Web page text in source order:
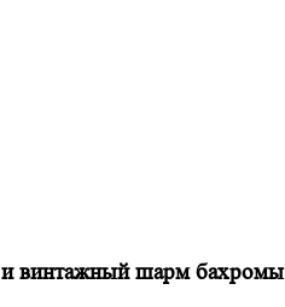
и винтажный шарм бахромы